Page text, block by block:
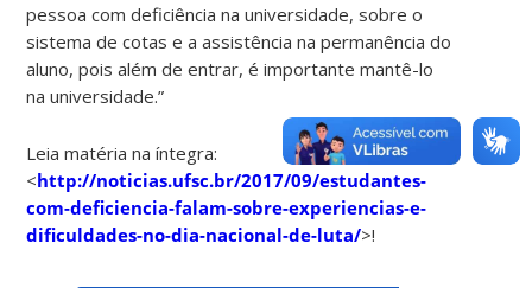
pessoa com deficiência na universidade, sobre o
sistema de cotas e a assistência na permanência do
aluno, pois além de entrar, é importante mantê-lo
na universidade.”
Leia matéria na íntegra:
<http://noticias.ufsc.br/2017/09/estudantes-
com-deficiencia-falam-sobre-experiencias-e-
dificuldades-no-dia-nacional-de-luta/>!